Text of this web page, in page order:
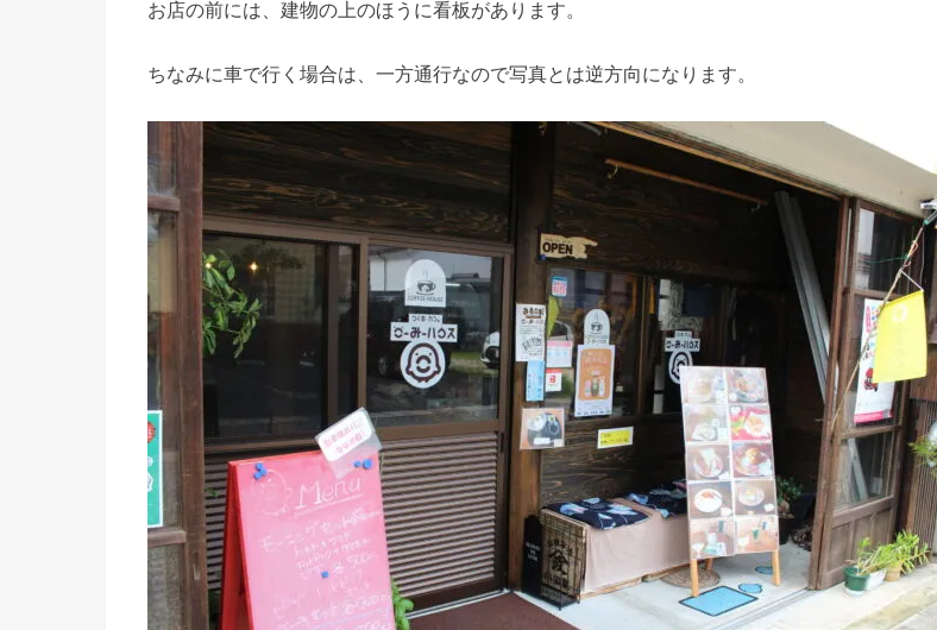
お店の前には、建物の上のほうに看板があります。
ちなみに車で行く場合は、一方通行なので写真とは逆方向になります。